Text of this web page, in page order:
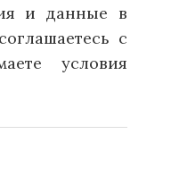
и данные в
с
условия